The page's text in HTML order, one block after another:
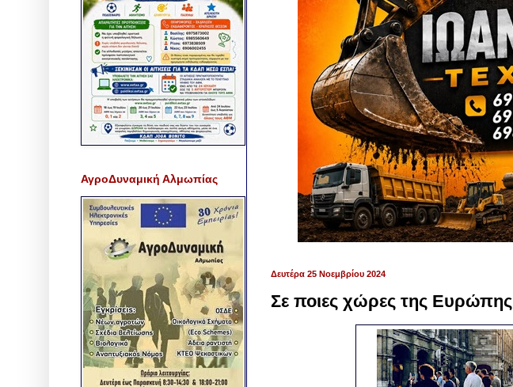
Δευτέρα 25 Νοεμβρίου 2024
Σε ποιες χώρες της Ευρώπης
ΑγροΔυναμική Αλμωπίας